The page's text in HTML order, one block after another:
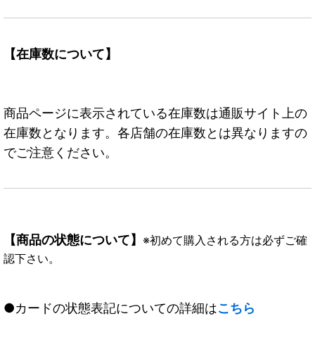
【在庫数について】
商品ページに表示されている在庫数は通販サイト上の
在庫数となります。各店舗の在庫数とは異なりますの
でご注意ください。
【商品の状態について】 ※初めて購入される方は必ずご確
認下さい。
●カードの状態表記についての詳細はこちら